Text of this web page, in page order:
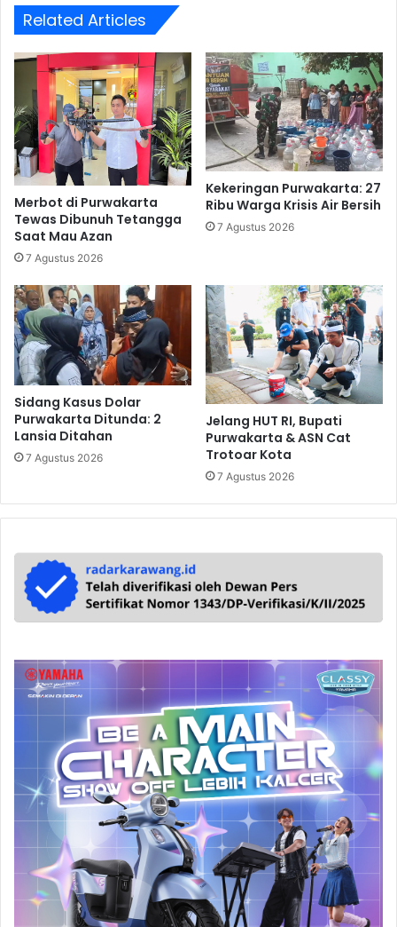
Related Articles
Merbot di Purwakarta
Tewas Dibunuh Tetangga
Saat Mau Azan
7 Agustus 2026
Kekeringan Purwakarta: 27
Ribu Warga Krisis Air Bersih
7 Agustus 2026
Sidang Kasus Dolar
Purwakarta Ditunda: 2
Lansia Ditahan
7 Agustus 2026
Jelang HUT RI, Bupati
Purwakarta & ASN Cat
Trotoar Kota
7 Agustus 2026